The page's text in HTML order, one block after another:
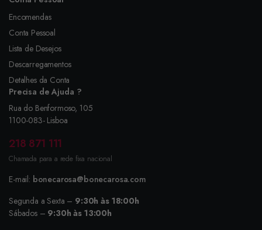
Encomendas
Conta Pessoal
Lista de Desejos
Descarregamentos
Detalhes da Conta
Precisa de Ajuda ?
Rua do Benformoso, 105
1100-083- Lisboa
218 871 111
Chamada para a rede fixa nacional
E-mail: bonecarosa@bonecarosa.com
Segunda a Sexta – 9:30h às 18:00h
Sábados – 9:30h às 13:00h